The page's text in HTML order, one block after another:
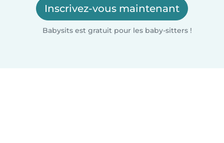
Inscrivez-vous maintenant
Babysits est gratuit pour les baby-sitters !